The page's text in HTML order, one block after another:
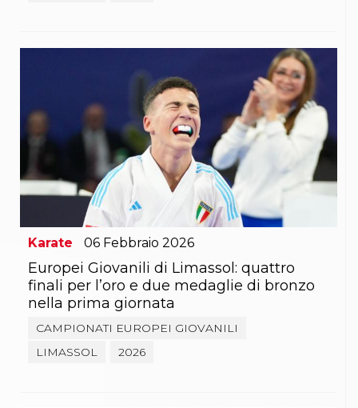
Webinar
Corsi di Specializzazione
Corsi FIJLKAM-FISDIR
Corsi Preparatore Fisico
Edutraining class - Didattica infantile
Corso dirigenti sportivi
Corso Direttore di Gara
Abilitazioni
Sportello Fiscale
News
Modulistica
FAQ
Quesiti fiscali
Sostenibilità
Documenti
Karate 06 Febbraio 2026
Europei Giovanili di Limassol: quattro
finali per l’oro e due medaglie di bronzo
nella prima giornata
CAMPIONATI EUROPEI GIOVANILI
LIMASSOL
2026